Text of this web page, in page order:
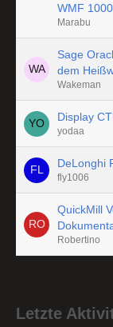
WMF
Marabu
Sage
dem
Wakeman
Display
yodaa
DeLonghi
fly1006
QuickMill
Robertino
Letzte